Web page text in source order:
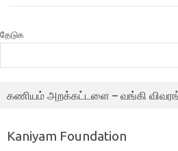
தேடுக
கணியம் அறக்கட்டளை – வங்கி
Kaniyam Foundation